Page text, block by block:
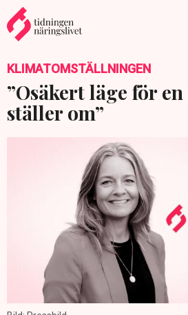
KLIMATOMSTÄLLNINGEN
”Osäkert läge för
ställer om”